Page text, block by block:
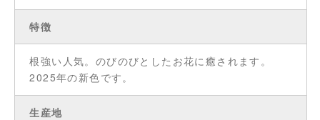
特徴
根強い人気。のびのびとしたお花に癒されます。
2025年の新色です。
生産地